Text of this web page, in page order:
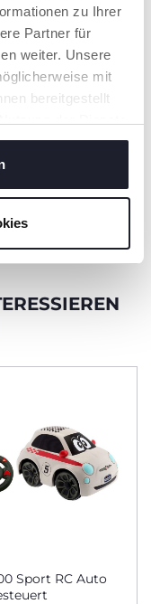
zu Ihrer
Partner für
weiter. Unsere
mit
bereitgestellt
Sport RC Auto